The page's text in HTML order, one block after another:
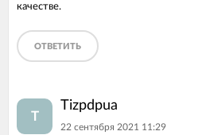
качестве.
ОТВЕТИТЬ
T
Tizpdpua
22 сентября 2021 11:29